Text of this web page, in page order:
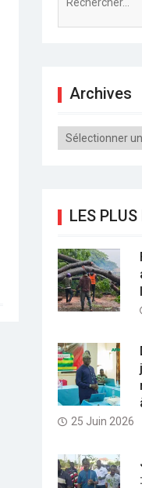
Archives
Archives
LES PLUS
25 Juin 2026